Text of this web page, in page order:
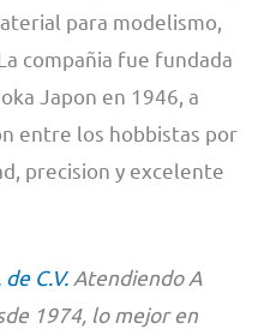
para modelismo,
compañia fue fundada
Japon en 1946, a
entre los hobbistas por
precision y excelente
de C.V.Atendiendo A
1974, lo mejor en